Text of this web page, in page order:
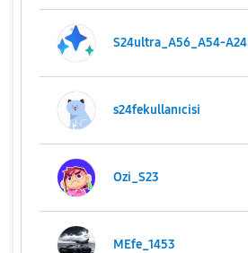
S24ultra_A56_A54-A24
s24fekullanıcisi
Ozi_S23
MEfe_1453